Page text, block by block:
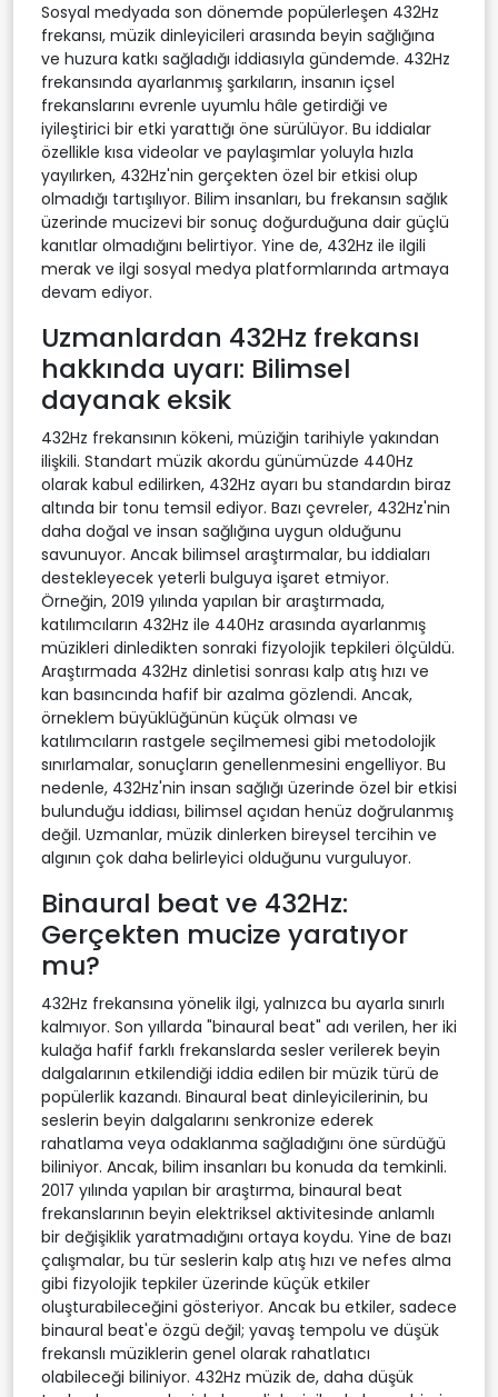
Sosyal medyada son dönemde popülerleşen 432Hz
frekansı, müzik dinleyicileri arasında beyin sağlığına
ve huzura katkı sağladığı iddiasıyla gündemde. 432Hz
frekansında ayarlanmış şarkıların, insanın içsel
frekanslarını evrenle uyumlu hâle getirdiği ve
iyileştirici bir etki yarattığı öne sürülüyor. Bu iddialar
özellikle kısa videolar ve paylaşımlar yoluyla hızla
yayılırken, 432Hz'nin gerçekten özel bir etkisi olup
olmadığı tartışılıyor. Bilim insanları, bu frekansın sağlık
üzerinde mucizevi bir sonuç doğurduğuna dair güçlü
kanıtlar olmadığını belirtiyor. Yine de, 432Hz ile ilgili
merak ve ilgi sosyal medya platformlarında artmaya
devam ediyor.
Uzmanlardan 432Hz frekansı
hakkında uyarı: Bilimsel
dayanak eksik
432Hz frekansının kökeni, müziğin tarihiyle yakından
ilişkili. Standart müzik akordu günümüzde 440Hz
olarak kabul edilirken, 432Hz ayarı bu standardın biraz
altında bir tonu temsil ediyor. Bazı çevreler, 432Hz'nin
daha doğal ve insan sağlığına uygun olduğunu
savunuyor. Ancak bilimsel araştırmalar, bu iddiaları
destekleyecek yeterli bulguya işaret etmiyor.
Örneğin, 2019 yılında yapılan bir araştırmada,
katılımcıların 432Hz ile 440Hz arasında ayarlanmış
müzikleri dinledikten sonraki fizyolojik tepkileri ölçüldü.
Araştırmada 432Hz dinletisi sonrası kalp atış hızı ve
kan basıncında hafif bir azalma gözlendi. Ancak,
örneklem büyüklüğünün küçük olması ve
katılımcıların rastgele seçilmemesi gibi metodolojik
sınırlamalar, sonuçların genellenmesini engelliyor. Bu
nedenle, 432Hz'nin insan sağlığı üzerinde özel bir etkisi
bulunduğu iddiası, bilimsel açıdan henüz doğrulanmış
değil. Uzmanlar, müzik dinlerken bireysel tercihin ve
algının çok daha belirleyici olduğunu vurguluyor.
Binaural beat ve 432Hz:
Gerçekten mucize yaratıyor
mu?
432Hz frekansına yönelik ilgi, yalnızca bu ayarla sınırlı
kalmıyor. Son yıllarda "binaural beat" adı verilen, her iki
kulağa hafif farklı frekanslarda sesler verilerek beyin
dalgalarının etkilendiği iddia edilen bir müzik türü de
popülerlik kazandı. Binaural beat dinleyicilerinin, bu
seslerin beyin dalgalarını senkronize ederek
rahatlama veya odaklanma sağladığını öne sürdüğü
biliniyor. Ancak, bilim insanları bu konuda da temkinli.
2017 yılında yapılan bir araştırma, binaural beat
frekanslarının beyin elektriksel aktivitesinde anlamlı
bir değişiklik yaratmadığını ortaya koydu. Yine de bazı
çalışmalar, bu tür seslerin kalp atış hızı ve nefes alma
gibi fizyolojik tepkiler üzerinde küçük etkiler
oluşturabileceğini gösteriyor. Ancak bu etkiler, sadece
binaural beat'e özgü değil; yavaş tempolu ve düşük
frekanslı müziklerin genel olarak rahatlatıcı
olabileceği biliniyor. 432Hz müzik de, daha düşük